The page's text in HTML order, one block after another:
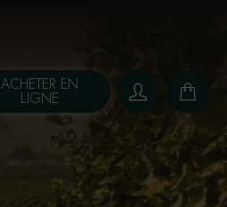
ACHETER EN
LIGNE